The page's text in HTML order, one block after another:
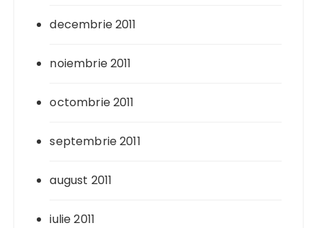
decembrie 2011
noiembrie 2011
octombrie 2011
septembrie 2011
august 2011
iulie 2011